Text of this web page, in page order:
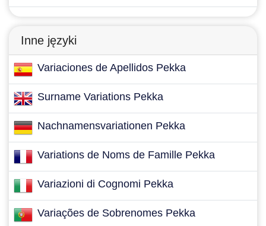
Inne języki
Variaciones de Apellidos Pekka
Surname Variations Pekka
Nachnamensvariationen Pekka
Variations de Noms de Famille Pekka
Variazioni di Cognomi Pekka
Variações de Sobrenomes Pekka